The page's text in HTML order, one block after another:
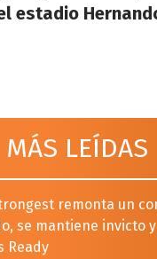
estadio
MÁS LEÍDAS
remonta un
se mantiene invicto
Ready